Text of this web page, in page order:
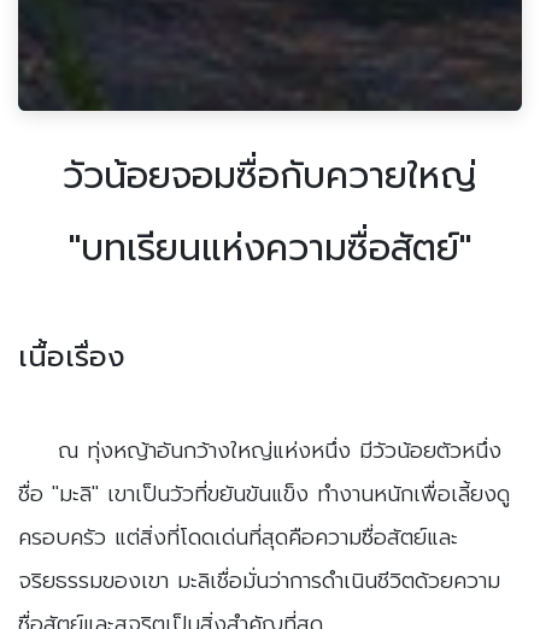
วัวน้อยจอมซื่อกับควายใหญ่
"บทเรียนแห่งความซื่อสัตย์"
เนื้อเรื่อง
​ณ ทุ่งหญ้าอันกว้างใหญ่แห่งหนึ่ง มีวัวน้อยตัวหนึ่ง
ชื่อ "มะลิ" เขาเป็นวัวที่ขยันขันแข็ง ทำงานหนักเพื่อเลี้ยงดู
ครอบครัว แต่สิ่งที่โดดเด่นที่สุดคือความซื่อสัตย์และ
จริยธรรมของเขา มะลิเชื่อมั่นว่าการดำเนินชีวิตด้วยความ